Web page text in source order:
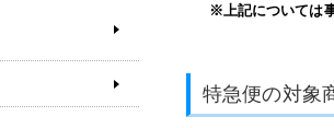
※上記については
特急便の対象